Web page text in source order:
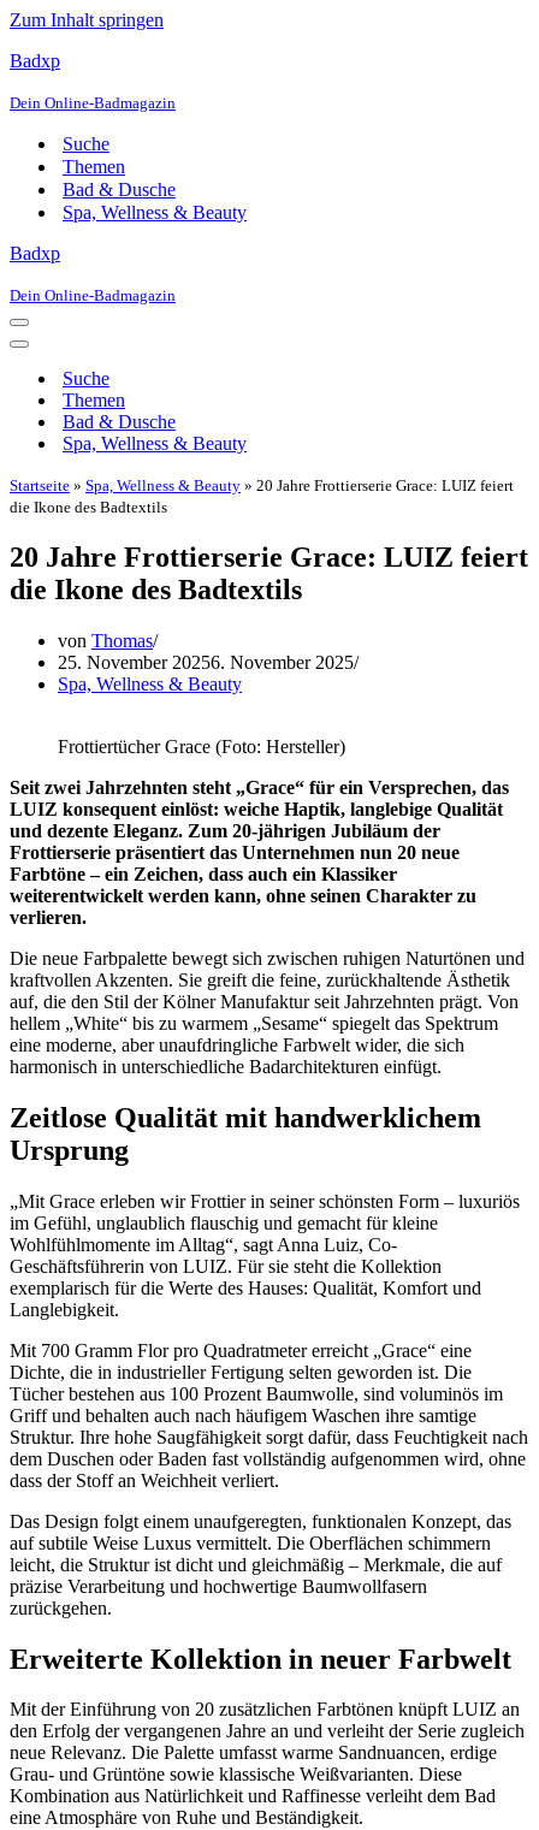
Zum Inhalt springen
Badxp
Dein Online-Badmagazin
Suche
Themen
Bad & Dusche
Spa, Wellness & Beauty
Badxp
Dein Online-Badmagazin
Navigationsmenü
Navigationsmenü
Suche
Themen
Bad & Dusche
Spa, Wellness & Beauty
Startseite » Spa, Wellness & Beauty » 20 Jahre Frottierserie Grace: LUIZ feiert
die Ikone des Badtextils
20 Jahre Frottierserie Grace: LUIZ feiert
die Ikone des Badtextils
von Thomas
25. November 20256. November 2025
Spa, Wellness & Beauty
Frottiertücher Grace (Foto: Hersteller)
Seit zwei Jahrzehnten steht „Grace“ für ein Versprechen, das
LUIZ konsequent einlöst: weiche Haptik, langlebige Qualität
und dezente Eleganz. Zum 20-jährigen Jubiläum der
Frottierserie präsentiert das Unternehmen nun 20 neue
Farbtöne – ein Zeichen, dass auch ein Klassiker
weiterentwickelt werden kann, ohne seinen Charakter zu
verlieren.
Die neue Farbpalette bewegt sich zwischen ruhigen Naturtönen und
kraftvollen Akzenten. Sie greift die feine, zurückhaltende Ästhetik
auf, die den Stil der Kölner Manufaktur seit Jahrzehnten prägt. Von
hellem „White“ bis zu warmem „Sesame“ spiegelt das Spektrum
eine moderne, aber unaufdringliche Farbwelt wider, die sich
harmonisch in unterschiedliche Badarchitekturen einfügt.
Zeitlose Qualität mit handwerklichem
Ursprung
„Mit Grace erleben wir Frottier in seiner schönsten Form – luxuriös
im Gefühl, unglaublich flauschig und gemacht für kleine
Wohlfühlmomente im Alltag“, sagt Anna Luiz, Co-
Geschäftsführerin von LUIZ. Für sie steht die Kollektion
exemplarisch für die Werte des Hauses: Qualität, Komfort und
Langlebigkeit.
Mit 700 Gramm Flor pro Quadratmeter erreicht „Grace“ eine
Dichte, die in industrieller Fertigung selten geworden ist. Die
Tücher bestehen aus 100 Prozent Baumwolle, sind voluminös im
Griff und behalten auch nach häufigem Waschen ihre samtige
Struktur. Ihre hohe Saugfähigkeit sorgt dafür, dass Feuchtigkeit nach
dem Duschen oder Baden fast vollständig aufgenommen wird, ohne
dass der Stoff an Weichheit verliert.
Das Design folgt einem unaufgeregten, funktionalen Konzept, das
auf subtile Weise Luxus vermittelt. Die Oberflächen schimmern
leicht, die Struktur ist dicht und gleichmäßig – Merkmale, die auf
präzise Verarbeitung und hochwertige Baumwollfasern
zurückgehen.
Erweiterte Kollektion in neuer Farbwelt
Mit der Einführung von 20 zusätzlichen Farbtönen knüpft LUIZ an
den Erfolg der vergangenen Jahre an und verleiht der Serie zugleich
neue Relevanz. Die Palette umfasst warme Sandnuancen, erdige
Grau- und Grüntöne sowie klassische Weißvarianten. Diese
Kombination aus Natürlichkeit und Raffinesse verleiht dem Bad
eine Atmosphäre von Ruhe und Beständigkeit.